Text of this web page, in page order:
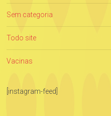
Sem categoria
Todo site
Vacinas
[instagram-feed]